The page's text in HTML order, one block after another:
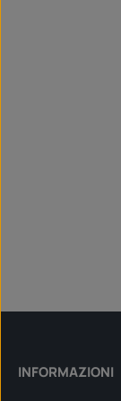
INFORMAZIONI